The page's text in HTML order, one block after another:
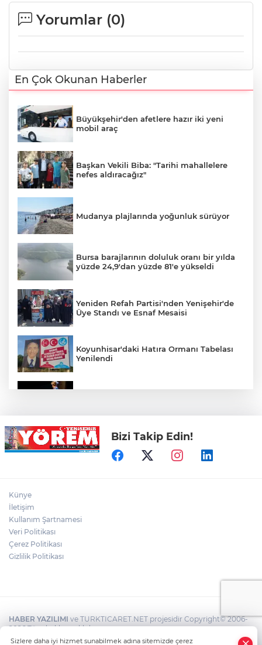
Yorumlar (0)
En Çok Okunan Haberler
Büyükşehir'den afetlere hazır iki yeni
mobil araç
Başkan Vekili Biba: "Tarihi mahallelere
nefes aldıracağız"
Mudanya plajlarında yoğunluk sürüyor
Bursa barajlarının doluluk oranı bir yılda
yüzde 24,9'dan yüzde 81'e yükseldi
Yeniden Refah Partisi'nden Yenişehir'de
Üye Standı ve Esnaf Mesaisi
Koyunhisar'daki Hatıra Ormanı Tabelası
Yenilendi
Bursaspor'un Forma Yan Sponsoru İyi
Finans Oldu
Bizi Takip Edin!
Künye
İletişim
Kullanım Şartnamesi
Veri Politikası
Çerez Politikası
Gizlilik Politikası
HABER YAZILIMI ve TURKTICARET.NET projesidir Copyright© 2006-
2026 Tüm hakları saklıdır.
Sizlere daha iyi hizmet sunabilmek adına sitemizde çerez